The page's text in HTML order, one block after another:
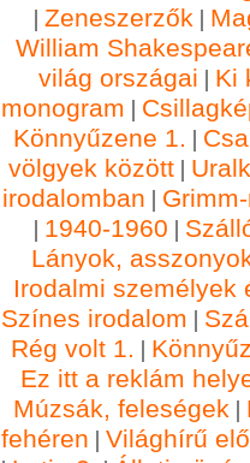
| Zeneszerzők |
William
világ országai | Ki
monogram |
Könnyűzene 1. |
völgyek között |
irodalomban |
| 1940-1960 |
Lányok,
Irodalmi személyek
Színes irodalom |
Rég volt 1. |
Ez itt a reklám
Múzsák, feleségek |
fehéren | Világhírű